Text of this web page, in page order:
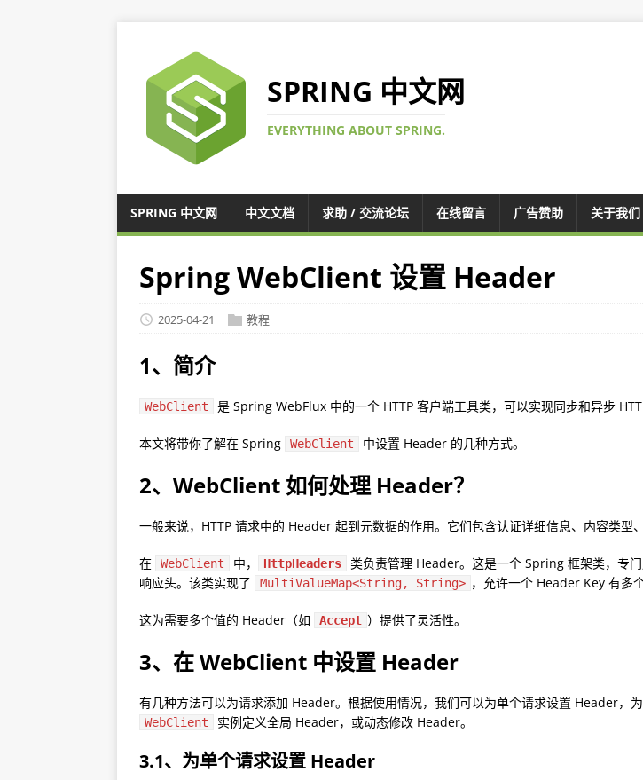
SPRING 中文网
EVERYTHING ABOUT SPRING.
SPRING 中文网 中文文档 求助 / 交流论坛 在线留言 广告赞助 关于我们
Spring WebClient 设置 Header
2025-04-21 教程
1、简介
WebClient 是 Spring WebFlux 中的一个 HTTP 客户端工具类，可以实现同步和异步
本文将带你了解在 Spring WebClient 中设置 Header 的几种方式。
2、WebClient 如何处理 Header？
一般来说，HTTP 请求中的 Header 起到元数据的作用。它们包含认证详细信息、内容类型、
在 WebClient 中， HttpHeaders
类负责管理 Header。这是一个 Spring 框架类，专
响应头。该类实现了
MultiValueMap<String, String> ，允许一个 Header Key 有多
这为需要多个值的 Header（如 Accept ）提供了灵活性。
3、在 WebClient 中设置 Header
有几种方法可以为请求添加 Header。根据使用情况，我们可以为单个请求设置 Header，
WebClient 实例定义全局 Header，或动态修改 Header。
3.1、为单个请求设置 Header